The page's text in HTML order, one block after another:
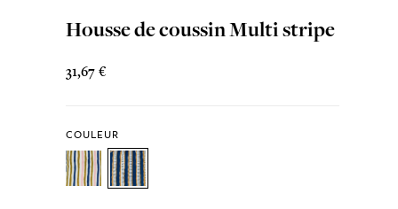
Housse de coussin Multi stripe
31,67 €
COULEUR